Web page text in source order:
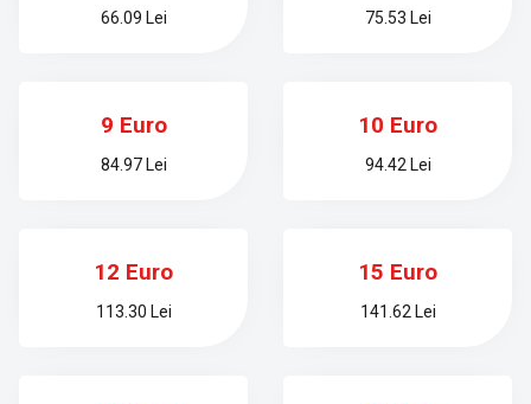
66.09 Lei 75.53 Lei
9 Euro
84.97 Lei
10 Euro
94.42 Lei
12 Euro
113.30 Lei
15 Euro
141.62 Lei